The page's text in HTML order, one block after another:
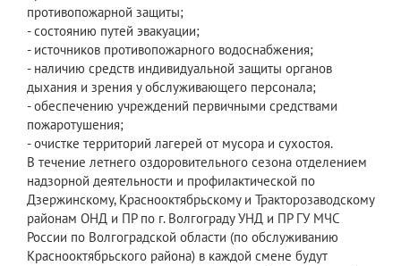
противопожарной защиты;
- состоянию путей эвакуации;
- источников противопожарного водоснабжения;
- наличию средств индивидуальной защиты органов
дыхания и зрения у обслуживающего персонала;
- обеспечению учреждений первичными средствами
пожаротушения;
- очистке территорий лагерей от мусора и сухостоя.
В течение летнего оздоровительного сезона отделением
надзорной деятельности и профилактической по
Дзержинскому, Краснооктябрьскому и Тракторозаводскому
районам ОНД и ПР по г. Волгограду УНД и ПР ГУ МЧС
России по Волгоградской области (по обслуживанию
Краснооктябрьского района) в каждой смене будут